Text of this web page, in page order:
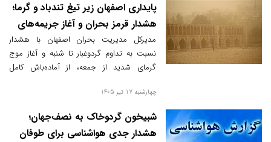
پایداری اصفهان زیر تیغ تندباد و گرما؛
هشدار قرمز بحران و آغاز جریمه‌های
سنگین برقی
مدیرکل مدیریت بحران اصفهان با هشدار
نسبت به تداوم گردوغبار تا شنبه و آغاز موج
گرمای شدید از جمعه، از آماده‌باش کامل
تشدید نظارت بر مصرف انرژی خبر داد.
چهارشنبه 17 تیر 1405
شبیخون گردوخاک به نصف‌جهان؛
هشدار جدی هواشناسی برای طوفان